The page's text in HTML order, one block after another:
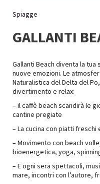
Spiagge
GALLANTI
Gallanti Beach diventa la
nuove emozioni. Le
Naturalistica del Delta del
divertimento e relax:
– il caffè beach scandirà le
cantine pregiate
– La cucina con piatti freschi
– Movimento con beach
bioenergetica, yoga,
– E ogni sera spettacoli,
mare, incontri con l’autore,